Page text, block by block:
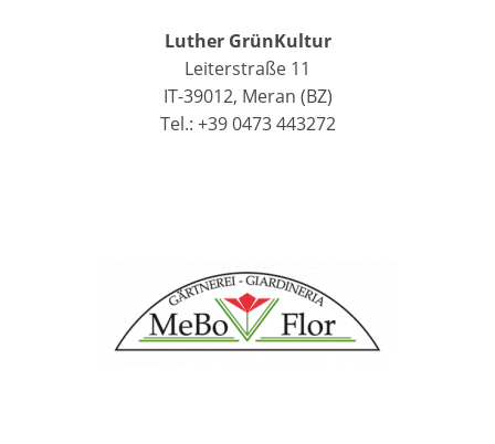
Luther GrünKultur
Leiterstraße 11
IT-39012, Meran (BZ)
Tel.: +39 0473 443272